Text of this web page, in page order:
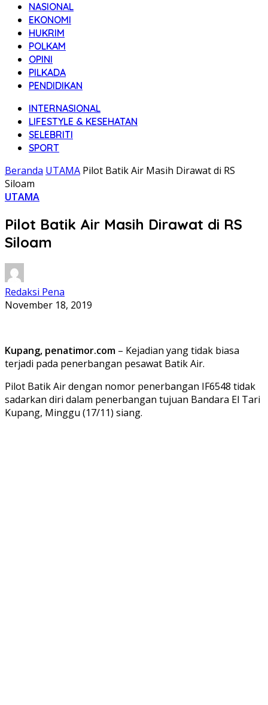
NASIONAL
EKONOMI
HUKRIM
POLKAM
OPINI
PILKADA
PENDIDIKAN
INTERNASIONAL
LIFESTYLE & KESEHATAN
SELEBRITI
SPORT
Beranda UTAMA Pilot Batik Air Masih Dirawat di RS
Siloam
UTAMA
Pilot Batik Air Masih Dirawat di RS
Siloam
Redaksi Pena
November 18, 2019
Kupang, penatimor.com – Kejadian yang tidak biasa
terjadi pada penerbangan pesawat Batik Air.
Pilot Batik Air dengan nomor penerbangan IF6548 tidak
sadarkan diri dalam penerbangan tujuan Bandara El Tari
Kupang, Minggu (17/11) siang.